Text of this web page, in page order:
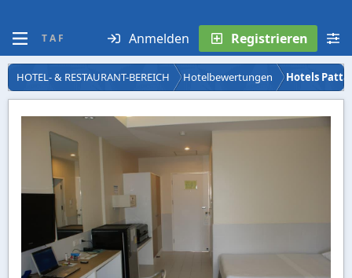
T A F Anmelden Registrieren
HOTEL- & RESTAURANT-BEREICH Hotelbewertungen Hotels